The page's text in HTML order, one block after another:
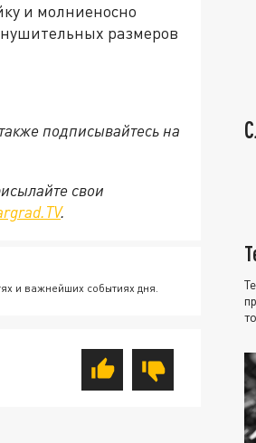
и молниеносно
размеров
подписывайтесь на
свои
.
и важнейших событиях дня.